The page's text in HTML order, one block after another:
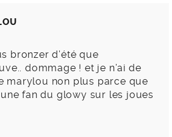
bronzer d’été que
dommage ! et je n’ai de
marylou non plus parce que
une fan du glowy sur les joues